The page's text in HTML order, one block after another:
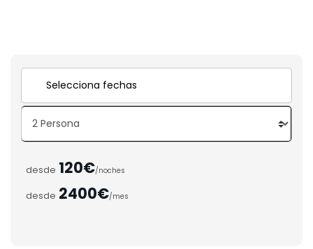
desde 120€/noches
desde 2400€/mes